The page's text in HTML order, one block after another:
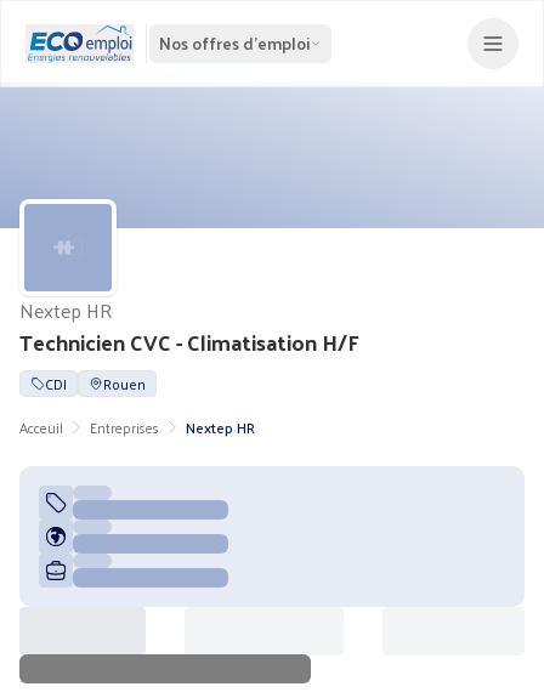
Nos offres d'emploi
Technicien CVC - Climatisation H/F
Nextep HR
CDI
Rouen
Acceuil
Entreprises Nextep HR